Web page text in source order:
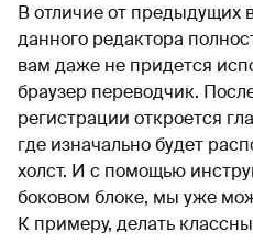
В отличие от предыдущих
данного редактора
вам даже не придется
браузер переводчик.
регистрации откроется
где изначально будет
холст. И с помощью
боковом блоке, мы уже
К примеру, делать